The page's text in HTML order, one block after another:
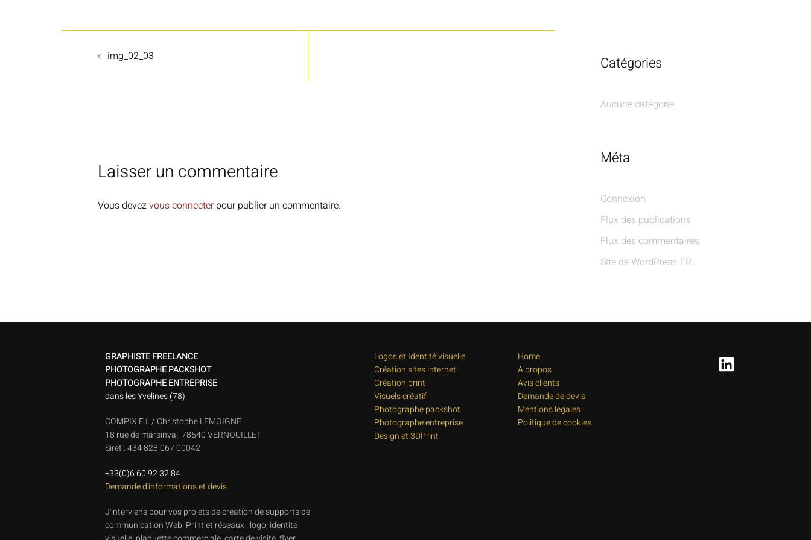
Navigation
d’article
img_02_03
Laisser un commentaire
Vous devezvous connecter pour publier un commentaire.
Catégories
Aucune catégorie
Méta
Connexion
Flux des publications
Flux des commentaires
Site de WordPress-FR
GRAPHISTE FREELANCE
PHOTOGRAPHE PACKSHOT
PHOTOGRAPHE ENTREPRISE
dans les Yvelines (78).
COMPIX E.I. / Christophe LEMOIGNE
18 rue de marsinval, 78540 VERNOUILLET
Siret : 434 828 067 00042
+33(0)6 60 92 32 84
Demande d'informations et devis
J'interviens pour vos projets de création de supports de
communication Web, Print et réseaux : logo, identité
Logos et Identité visuelle
Création sites internet
Création print
Visuels créatif
Photographe packshot
Photographe entreprise
Design et 3DPrint
Home
A propos
Avis clients
Demande de devis
Mentions légales
Politique de cookies